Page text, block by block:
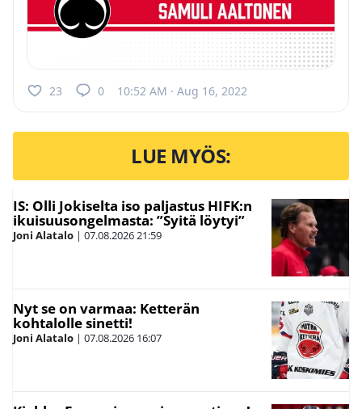
23 0 10:52 AM · Aug 16, 2022
LUE MYÖS:
IS: Olli Jokiselta iso paljastus HIFK:n
ikuisuusongelmasta: ”Syitä löytyi”
Joni Alatalo | 07.08.202621:59
Nyt se on varmaa: Ketterän
kohtalolle sinetti!
Joni Alatalo | 07.08.2026 16:07